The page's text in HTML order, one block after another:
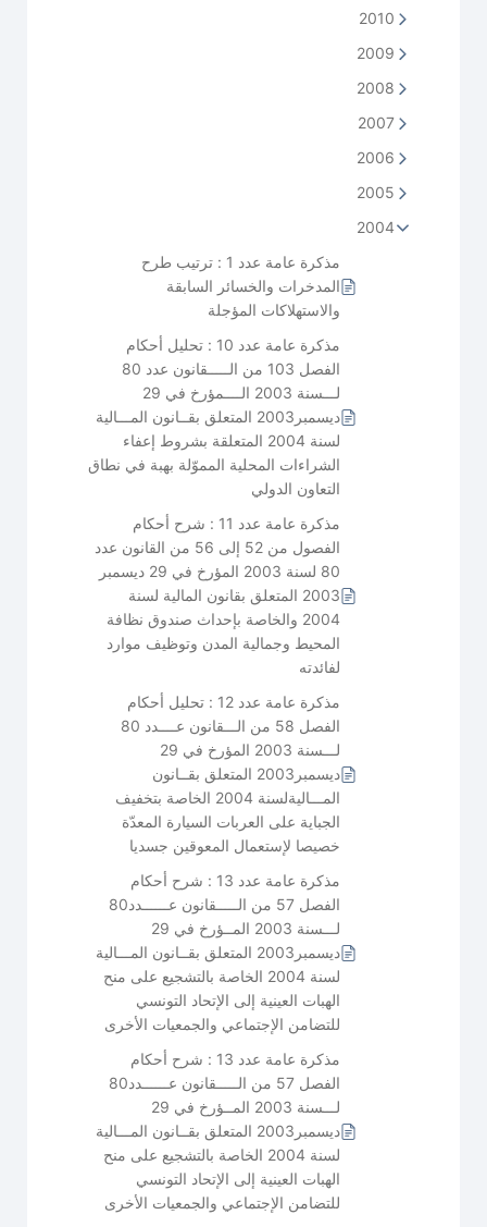
2010
2009
2008
2007
2006
2005
2004
مذكرة عامة عدد 1 : ترتيب طرح
المدخرات والخسائر السابقة
والاستهلاكات المؤجلة
مذكرة عامة عدد 10 : تحليل أحكام
الفصل 103 من الـــــقانون عدد 80
لـــسنة 2003 الــــمؤرخ في 29
ديسمبر2003 المتعلق بقــانون المـــالية
لسنة 2004 المتعلقة بشروط إعفاء
الشراءات المحلية المموّلة بهبة في نطاق
التعاون الدولي
مذكرة عامة عدد 11 : شرح أحكام
الفصول من 52 إلى 56 من القانون عدد
80 لسنة 2003 المؤرخ في 29 ديسمبر
2003 المتعلق بقانون المالية لسنة
2004 والخاصة بإحداث صندوق نظافة
المحيط وجمالية المدن وتوظيف موارد
لفائدته
مذكرة عامة عدد 12 : تحليل أحكام
الفصل 58 من الـــقانون عــــدد 80
لـــسنة 2003 المؤرخ في 29
ديسمبر2003 المتعلق بقــانون
المـــاليةلسنة 2004 الخاصة بتخفيف
الجباية على العربات السيارة المعدّة
خصيصا لإستعمال المعوقين جسديا
مذكرة عامة عدد 13 : شرح أحكام
الفصل 57 من الـــــقانون عــــــدد80
لـــسنة 2003 المــؤرخ في 29
ديسمبر2003 المتعلق بقــانون المـــالية
لسنة 2004 الخاصة بالتشجيع على منح
الهبات العينية إلى الإتحاد التونسي
للتضامن الإجتماعي والجمعيات الأخرى
مذكرة عامة عدد 13 : شرح أحكام
الفصل 57 من الـــــقانون عــــــدد80
لـــسنة 2003 المــؤرخ في 29
ديسمبر2003 المتعلق بقــانون المـــالية
لسنة 2004 الخاصة بالتشجيع على منح
الهبات العينية إلى الإتحاد التونسي
للتضامن الإجتماعي والجمعيات الأخرى